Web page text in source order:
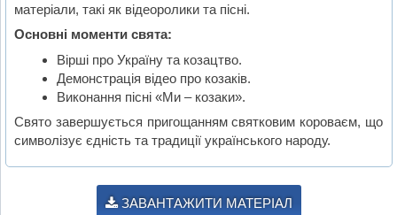
матеріали, такі як відеоролики та пісні.
Основні моменти свята:
Вірші про Україну та козацтво.
Демонстрація відео про козаків.
Виконання пісні «Ми – козаки».
Свято завершується пригощанням святковим короваєм, що
символізує єдність та традиції українського народу.
ЗАВАНТАЖИТИ МАТЕРІАЛ